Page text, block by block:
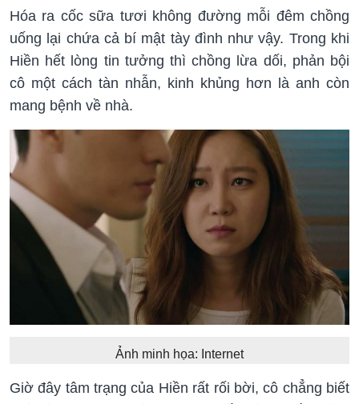
Hóa ra cốc sữa tươi không đường mỗi đêm chồng
uống lại chứa cả bí mật tày đình như vậy. Trong khi
Hiền hết lòng tin tưởng thì chồng lừa dối, phản bội
cô một cách tàn nhẫn, kinh khủng hơn là anh còn
mang bệnh về nhà.
Ảnh minh họa: Internet
Giờ đây tâm trạng của Hiền rất rối bời, cô chẳng biết